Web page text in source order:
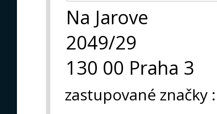
Na Jarove
2049/29
130 00 Praha 3
zastupované značky :